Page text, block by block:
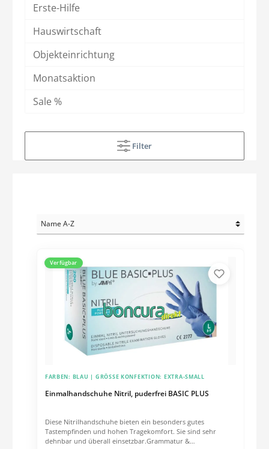
Erste-Hilfe
Hauswirtschaft
Objekteinrichtung
Monatsaktion
Sale %
Filter
Verfügbar
Einmalhandschuhe Nitril, puderfrei BASIC PLUS
FARBEN: BLAU | GRÖSSE KONFEKTION: EXTRA-SMALL
Diese Nitrilhandschuhe bieten ein besonders gutes
Tastempfinden und hohen Tragekomfort. Sie sind sehr
dehnbar und überall einsetzbar.Grammatur &